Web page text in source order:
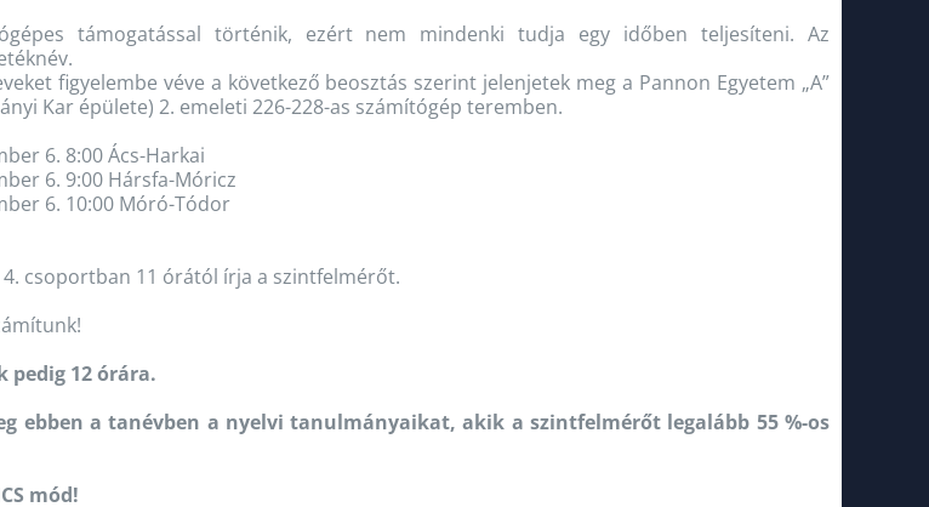
támogatással történik, ezért nem mindenki tudja egy időben teljesíteni. Az
figyelembe véve a következő beosztás szerint jelenjetek meg a Pannon Egyetem „A”
Kar épülete) 2. emeleti 226-228-as számítógép teremben.
6. 8:00 Ács-Harkai
6. 9:00 Hársfa-Móricz
6. 10:00 Móró-Tódor
4. csoportban 11 órától írja a szintfelmérőt.
pedig 12 órára.
ebben a tanévben a nyelvi tanulmányaikat, akik a szintfelmérőt legalább 55 %-os
mód!